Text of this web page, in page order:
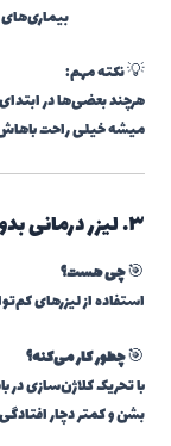
💡 نکته مهم:
هرچند بعضی‌ها در
میشه خیلی راحت باهاش
۳. لیزر درمانی بدون جراحی ✨🔦
🎯چی هست؟
استفاده از لیزرهای
🎯چطور کار می‌کنه؟
با تحریک کلاژن‌سازی
بشن و کمتر دچار